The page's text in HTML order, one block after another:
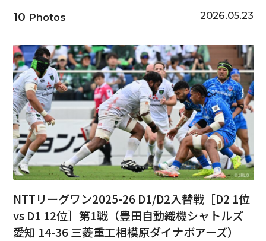
10 Photos 2026.05.23
NTTリーグワン2025-26 D1/D2入替戦［D2 1位
vs D1 12位］第1戦（豊田自動織機シャトルズ
愛知 14-36 三菱重工相模原ダイナボアーズ）